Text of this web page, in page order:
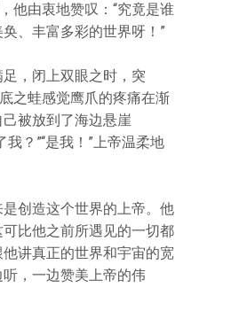
他由衷地赞叹：“究竟是谁
、丰富多彩的世界呀！”
，闭上双眼之时，突
之蛙感觉鹰爪的疼痛在渐
被放到了海边悬崖
我？”“是我！”上帝温柔地
创造这个世界的上帝。他
比他之前所遇见的一切都
讲真正的世界和宇宙的宽
，一边赞美上帝的伟